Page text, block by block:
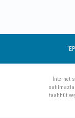
İnternet
taahhüt